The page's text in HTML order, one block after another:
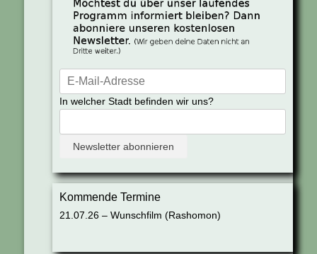
In welcher Stadt befinden wir uns?
Kommende Termine
21.07.26 – Wunschfilm (Rashomon)